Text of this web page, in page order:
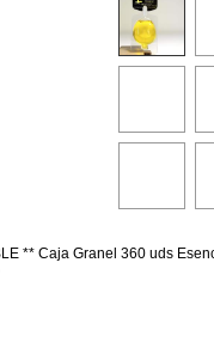
** Caja Granel 360 uds